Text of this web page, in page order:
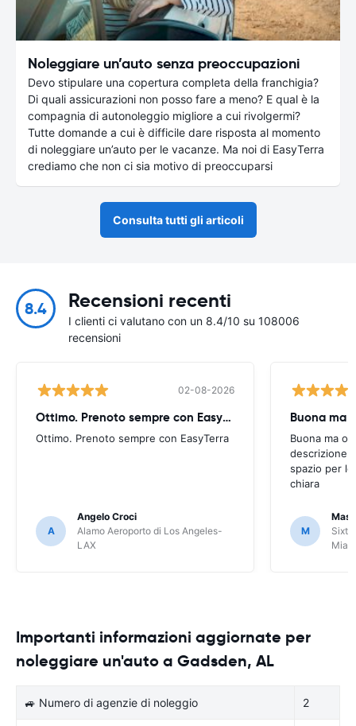
Noleggiare un’auto senza preoccupazioni
Devo stipulare una copertura completa della franchigia?
Di quali assicurazioni non posso fare a meno? E qual è la
compagnia di autonoleggio migliore a cui rivolgermi?
Tutte domande a cui è difficile dare risposta al momento
di noleggiare un’auto per le vacanze. Ma noi di EasyTerra
crediamo che non ci sia motivo di preoccuparsi
Consulta tutti gli articoli
8.4 Recensioni recenti
I clienti ci valutano con un 8.4/10 su 108006
recensioni
02-08-2026
Ottimo. Prenoto sempre con EasyTerra
Ottimo. Prenoto sempre con EasyTerra
A
Angelo Croci
Alamo Aeroporto di Los Angeles-
LAX
Buona ma
Buona ma
descrizione
spazio per
chiara
M
Sixt
Importanti informazioni aggiornate per
noleggiare un'auto a Gadsden, AL
🚙 Numero di agenzie di noleggio 2